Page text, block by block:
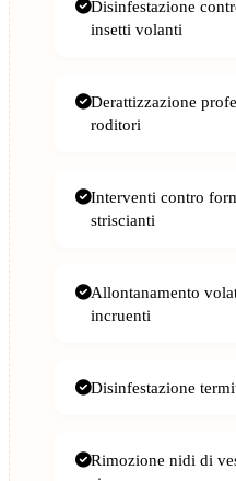
Disinfestazione
insetti volanti
Derattizzazione
roditori
Interventi contro
striscianti
Allontanamento
incruenti
Disinfestazione
Rimozione nidi di